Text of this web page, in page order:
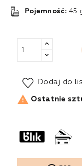
Pojemność:45
Dodaj do
 Ostatnie